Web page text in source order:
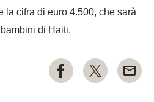
la cifra di euro 4.500, che sarà
di Haiti.